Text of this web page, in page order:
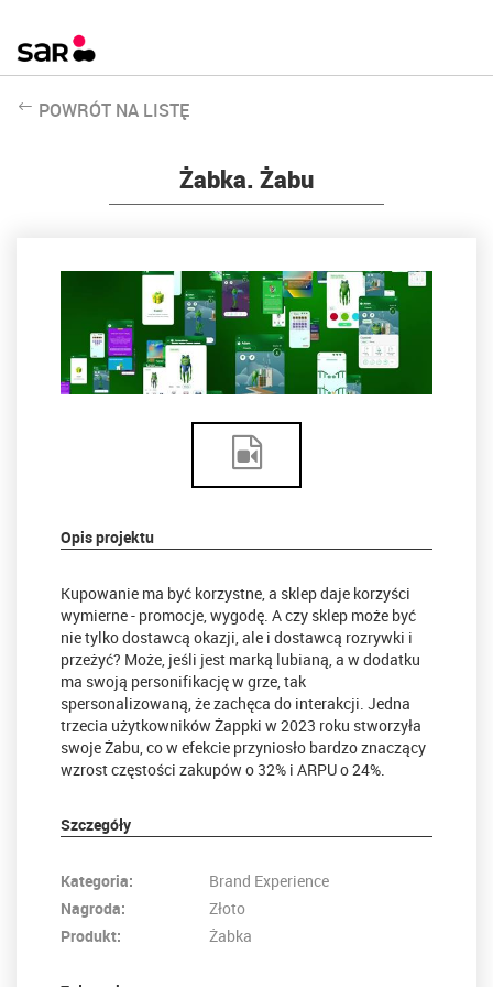
POWRÓT NA LISTĘ
Żabka. Żabu
Opis projektu
Kupowanie ma być korzystne, a sklep daje korzyści
wymierne - promocje, wygodę. A czy sklep może być
nie tylko dostawcą okazji, ale i dostawcą rozrywki i
przeżyć? Może, jeśli jest marką lubianą, a w dodatku
ma swoją personifikację w grze, tak
spersonalizowaną, że zachęca do interakcji. Jedna
trzecia użytkowników Żappki w 2023 roku stworzyła
swoje Żabu, co w efekcie przyniosło bardzo znaczący
wzrost częstości zakupów o 32% i ARPU o 24%.
Szczegóły
Kategoria:
Brand Experience
Nagroda:
Złoto
Produkt:
Żabka